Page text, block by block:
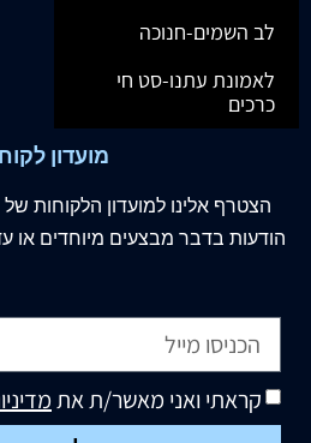
לב השמים-חנוכה
לאמונת עתנו-סט חי
כרכים
מועדון
הצטרף אלינו למועדון הלקוחות
הודעות בדבר מבצעים מיוחדים או
קראתי ואני מאשר/ת את